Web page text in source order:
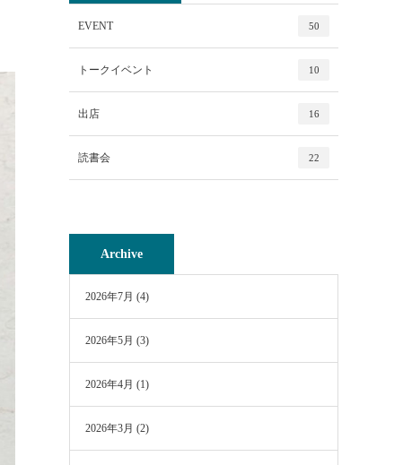
EVENT 50
トークイベント 10
出店 16
読書会 22
Archive
2026年7月 (4)
2026年5月 (3)
2026年4月 (1)
2026年3月 (2)